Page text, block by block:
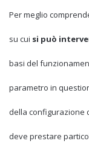
Per meglio
su cui si può
basi del
parametro in
della configurazione
deve prestare